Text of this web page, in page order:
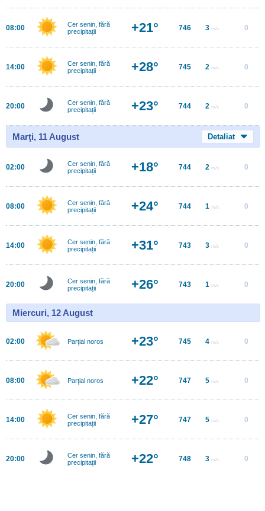
08:00
Cer senin, fără
precipitații
+21° 746 3 m/s 0
14:00
Cer senin, fără
precipitații
+28° 745 2 m/s 0
20:00
Cer senin, fără
precipitații
+23° 744 2 m/s 0
Marţi, 11 August Detaliat
02:00
Cer senin, fără
precipitații
+18° 744 2 m/s 0
08:00
Cer senin, fără
precipitații
+24° 744 1 m/s 0
14:00
Cer senin, fără
precipitații
+31° 743 3 m/s 0
20:00
Cer senin, fără
precipitații
+26° 743 1 m/s 0
Miercuri, 12 August
02:00 Parţial noros +23° 745 4 m/s 0
08:00 Parţial noros +22° 747 5 m/s 0
14:00
Cer senin, fără
precipitații
+27° 747 5 m/s 0
20:00
Cer senin, fără
precipitații
+22° 748 3 m/s 0